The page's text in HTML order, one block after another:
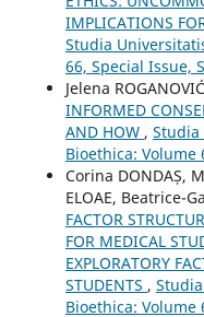
IMPLICATIONS
Studia
66, Special Issue,
Jelena
INFORMED
AND HOW , Studia
Bioethica: Volume
Corina DONDAȘ,
ELOAE, Beatrice-
FACTOR
FOR MEDICAL
EXPLORATORY
STUDENTS ,
Bioethica: Volume